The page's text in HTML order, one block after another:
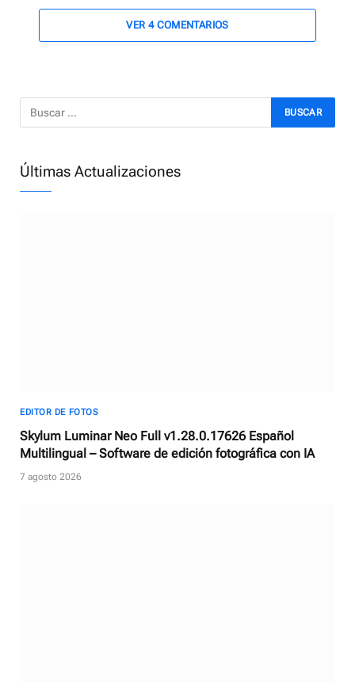
VER 4 COMENTARIOS
Últimas Actualizaciones
EDITOR DE FOTOS
Skylum Luminar Neo Full v1.28.0.17626 Español
Multilingual – Software de edición fotográfica con IA
7 agosto 2026